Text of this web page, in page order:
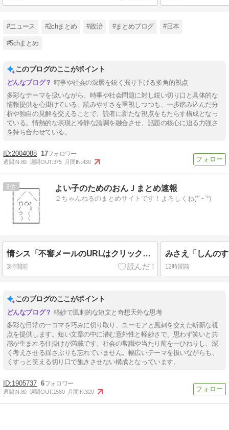
#ニュース #2chまとめ #政治 #まとめブログ #日本
#5chまとめ
このブログのここがポイント
時事や社会の深層を鋭く掘り下げる多角的視点
多彩なテーマを扱いながら、時事や社会問題に対し鋭い切り口と具体的な
情報提供を心掛けている。読みやすさを重視しつつも、一歩踏み込んだ分
析や独自の見解を交えることで、読者に新たな視点をもたらす構成となっ
ている。情熱的な表現と冷静な論調を融合させ、話題の核心に迫る力強さ
を持ち合わせている。
2004088 17
週間IN:80 週間OUT:375 月間IN:430
8 よい子のためのおんＪまとめ速報
２ちゃんねるのまとめサイトです！よろしくね(*´ｰ`*)
情シス「不審メールのURLはクリックするなよ！」同僚「ふむ、ではURLをコピーしてブラウザに貼り付けて…っと」
3時間前
みさえ「しんの
12時間前
このブログのここがポイント
軽妙で風刺的な短文と奇想天外な思考
多彩な日常の一コマを巧みに切り取り、ユーモアと風刺を交えた斬新な視
点を提供します。短い文章の中に潜む意外性と軽妙さで、思わず笑いと共
感が生まれる仕掛けが満載です。社会の常識や当たり前を一ひねりし、深
く考えさせる揺さぶりも忘れていません。幅広いテーマを扱いながらも、
くすっと笑える切り口で飽きさせない構成となっています。
1905737 6
週間IN:80 週間OUT:1580 月間IN:320